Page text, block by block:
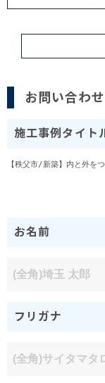
お問い合わ
施工事例タイト
お名前
フリガナ